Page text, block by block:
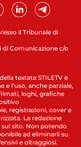
il Tribunale di
di Comunicazione c/o
testata STILETV è
l’uso, anche parziale,
loghi, grafiche
registrazioni, cover e
La redazione
sito. Non potendo
ad eliminarli su
e oltraggiosi.